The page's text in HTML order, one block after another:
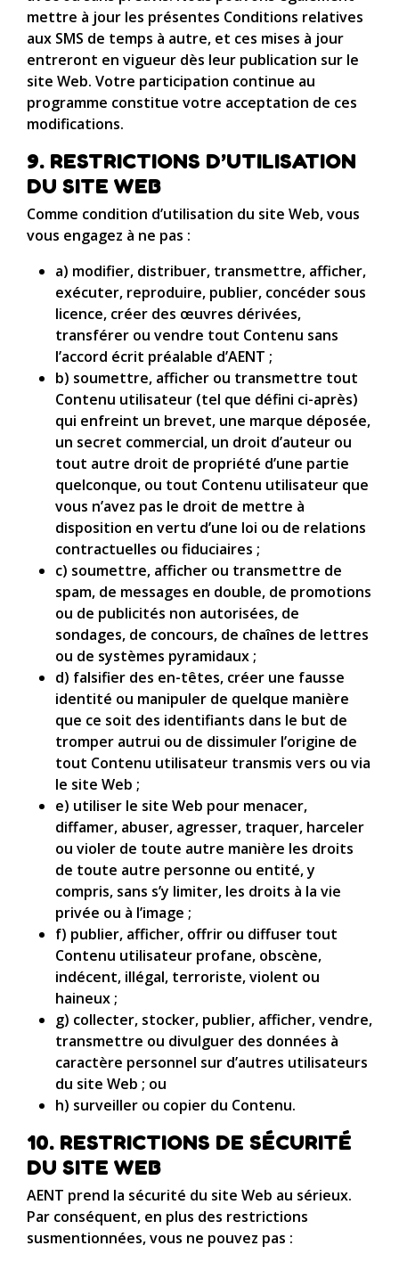
mettre à jour les présentes Conditions relatives
aux SMS de temps à autre, et ces mises à jour
entreront en vigueur dès leur publication sur le
site Web. Votre participation continue au
programme constitue votre acceptation de ces
modifications.
9. RESTRICTIONS D’UTILISATION
DU SITE WEB
Comme condition d’utilisation du site Web, vous
vous engagez à ne pas :
a) modifier, distribuer, transmettre, afficher,
exécuter, reproduire, publier, concéder sous
licence, créer des œuvres dérivées,
transférer ou vendre tout Contenu sans
l’accord écrit préalable d’AENT ;
b) soumettre, afficher ou transmettre tout
Contenu utilisateur (tel que défini ci-après)
qui enfreint un brevet, une marque déposée,
un secret commercial, un droit d’auteur ou
tout autre droit de propriété d’une partie
quelconque, ou tout Contenu utilisateur que
vous n’avez pas le droit de mettre à
disposition en vertu d’une loi ou de relations
contractuelles ou fiduciaires ;
c) soumettre, afficher ou transmettre de
spam, de messages en double, de promotions
ou de publicités non autorisées, de
sondages, de concours, de chaînes de lettres
ou de systèmes pyramidaux ;
d) falsifier des en-têtes, créer une fausse
identité ou manipuler de quelque manière
que ce soit des identifiants dans le but de
tromper autrui ou de dissimuler l’origine de
tout Contenu utilisateur transmis vers ou via
le site Web ;
e) utiliser le site Web pour menacer,
diffamer, abuser, agresser, traquer, harceler
ou violer de toute autre manière les droits
de toute autre personne ou entité, y
compris, sans s’y limiter, les droits à la vie
privée ou à l’image ;
f) publier, afficher, offrir ou diffuser tout
Contenu utilisateur profane, obscène,
indécent, illégal, terroriste, violent ou
haineux ;
g) collecter, stocker, publier, afficher, vendre,
transmettre ou divulguer des données à
caractère personnel sur d’autres utilisateurs
du site Web ; ou
h) surveiller ou copier du Contenu.
10. RESTRICTIONS DE SÉCURITÉ
DU SITE WEB
AENT prend la sécurité du site Web au sérieux.
Par conséquent, en plus des restrictions
susmentionnées, vous ne pouvez pas :